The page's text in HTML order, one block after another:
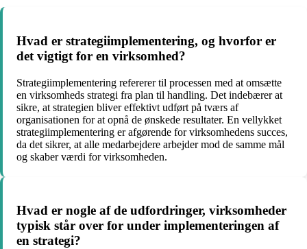
Hvad er strategiimplementering, og hvorfor er
det vigtigt for en virksomhed?
Strategiimplementering refererer til processen med at omsætte
en virksomheds strategi fra plan til handling. Det indebærer at
sikre, at strategien bliver effektivt udført på tværs af
organisationen for at opnå de ønskede resultater. En vellykket
strategiimplementering er afgørende for virksomhedens succes,
da det sikrer, at alle medarbejdere arbejder mod de samme mål
og skaber værdi for virksomheden.
Hvad er nogle af de udfordringer, virksomheder
typisk står over for under implementeringen af
en strategi?